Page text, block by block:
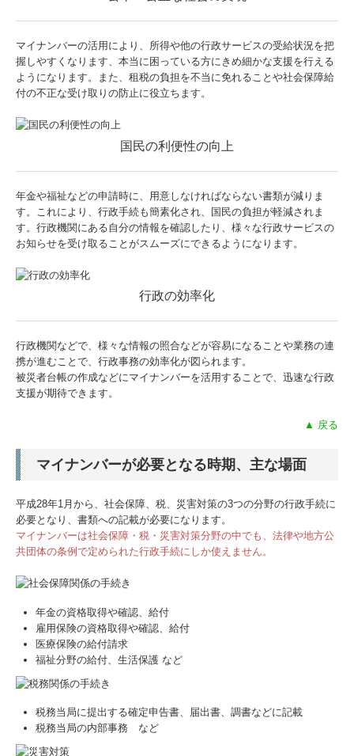
マイナンバーの活用により、所得や他の行政サービスの受給状況を把
握しやすくなります、本当に困っている方にきめ細かな支援を行える
ようになります。また、租税の負担を不当に免れることや社会保障給
付の不正な受け取りの防止に役立ちます。
国民の利便性の向上
年金や福祉などの申請時に、用意しなければならない書類が減りま
す。これにより、行政手続も簡素化され、国民の負担が軽減されま
す。行政機関にある自分の情報を確認したり、様々な行政サービスの
お知らせを受け取ることがスムーズにできるようになります。
行政の効率化
行政機関などで、様々な情報の照合などが容易になることや業務の連
携が進むことで、行政事務の効率化が図られます。
被災者台帳の作成などにマイナンバーを活用することで、迅速な行政
支援が期待できます。
▲ 戻る
マイナンバーが必要となる時期、主な場面
平成28年1月から、社会保障、税、災害対策の3つの分野の行政手続に
必要となり、書類への記載が必要になります。
マイナンバーは社会保障・税・災害対策分野の中でも、法律や地方公
共団体の条例で定められた行政手続にしか使えません。
年金の資格取得や確認、給付
雇用保険の資格取得や確認、給付
医療保険の給付請求
福祉分野の給付、生活保護 など
税務当局に提出する確定申告書、届出書、調書などに記載
税務当局の内部事務 など